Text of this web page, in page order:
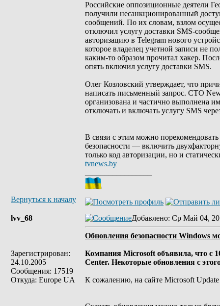
Российские оппозиционные деятели
получили несанкционированный
сообщений. По их словам, взлом
отключил услугу доставки SMS-
авторизацию в Telegram нового
которое владелец учетной записи не
каким-то образом прочитал хакер.
опять включил услугу доставки SMS.
Олег Козловский утверждает, что
написать письменный запрос. CTO
организована и частично выполнена
отключать и включать услугу SMS
В связи с этим можно
безопасности — включить
только код авторизации, но и
tvnews.by
Вернуться к началу
lvv_68
Зарегистрирован:
24.10.2005
Сообщения: 17519
Откуда: Europe UA
Добавлено: Ср Май 04,
Обновления безопасности Windows
Компания Microsoft объявила, что с
Center. Некоторые обновления с
К сожалению, на сайте Microsoft